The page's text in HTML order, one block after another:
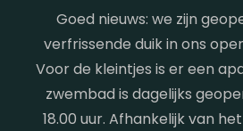
Goed nieuws: we zijn
verfrissende duik in ons
Voor de kleintjes is er een
zwembad is dagelijks
18.00 uur. Afhankelijk van